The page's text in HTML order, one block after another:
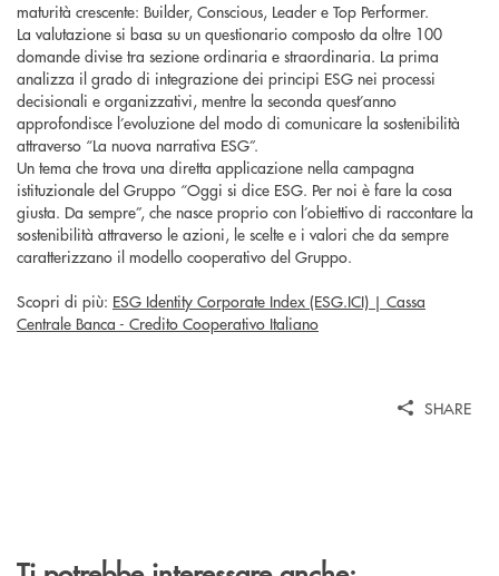
maturità crescente: Builder, Conscious, Leader e Top Performer.
La valutazione si basa su un questionario composto da oltre 100
domande divise tra sezione ordinaria e straordinaria. La prima
analizza il grado di integrazione dei principi ESG nei processi
decisionali e organizzativi, mentre la seconda quest’anno
approfondisce l’evoluzione del modo di comunicare la sostenibilità
attraverso “La nuova narrativa ESG”.
Un tema che trova una diretta applicazione nella campagna
istituzionale del Gruppo “Oggi si dice ESG. Per noi è fare la cosa
giusta. Da sempre”, che nasce proprio con l’obiettivo di raccontare la
sostenibilità attraverso le azioni, le scelte e i valori che da sempre
caratterizzano il modello cooperativo del Gruppo.
Scopri di più: ESG Identity Corporate Index (ESG.ICI) | Cassa
Centrale Banca - Credito Cooperativo Italiano
SHARE